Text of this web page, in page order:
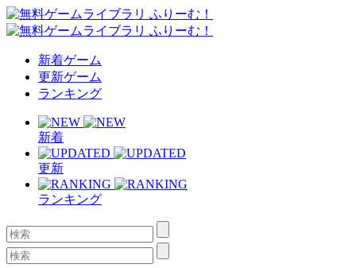
新着ゲーム
更新ゲーム
ランキング
新着
更新
ランキング